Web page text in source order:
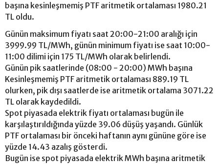
başına kesinleşmemiş PTF aritmetik ortalaması 1980.21
TL oldu.
Günün maksimum fiyatı saat 20:00-21:00 aralığı için
3999.99 TL/MWh, günün minimum fiyatı ise saat 10:00-
11:00 dilimi için 175 TL/MWh olarak belirlendi.
Günün pik saatlerinde (08:00 - 20:00) MWh başına
Kesinleşmemiş PTF aritmetik ortalaması 889.19 TL
olurken, pik dışı saatlerde ise aritmetik ortalama 3071.22
TL olarak kaydedildi.
Spot piyasada elektrik fiyatı ortalaması bugün ile
karşılaştırıldığında yüzde 39.06 düşüş yaşandı. Günlük
PTF ortalaması bir önceki haftanın aynı gününe göre ise
yüzde 14.43 azalış gösterdi.
Bugün ise spot piyasada elektrik MWh başına aritmetik